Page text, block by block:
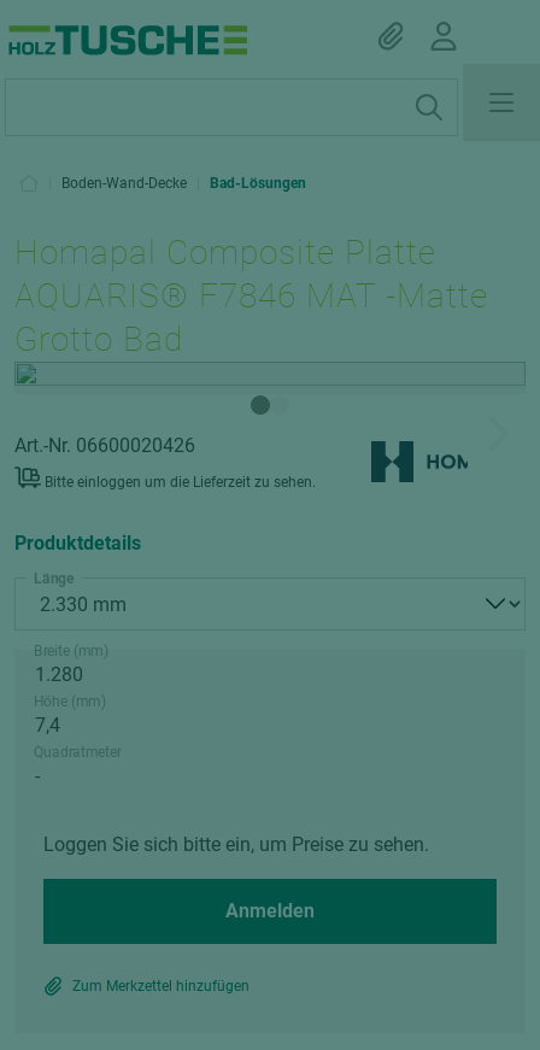
Boden-Wand-Decke Bad-Lösungen
Homapal Composite Platte
AQUARIS® F7846 MAT -Matte
Grotto Bad
Art.-Nr. 06600020426
Bitte einloggen um die Lieferzeit zu sehen.
Produktdetails
Länge
Breite (mm)
Höhe (mm)
Quadratmeter
Loggen Sie sich bitte ein, um Preise zu sehen.
Anmelden
Zum Merkzettel hinzufügen